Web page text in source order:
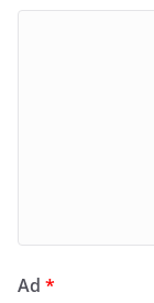
Ad *